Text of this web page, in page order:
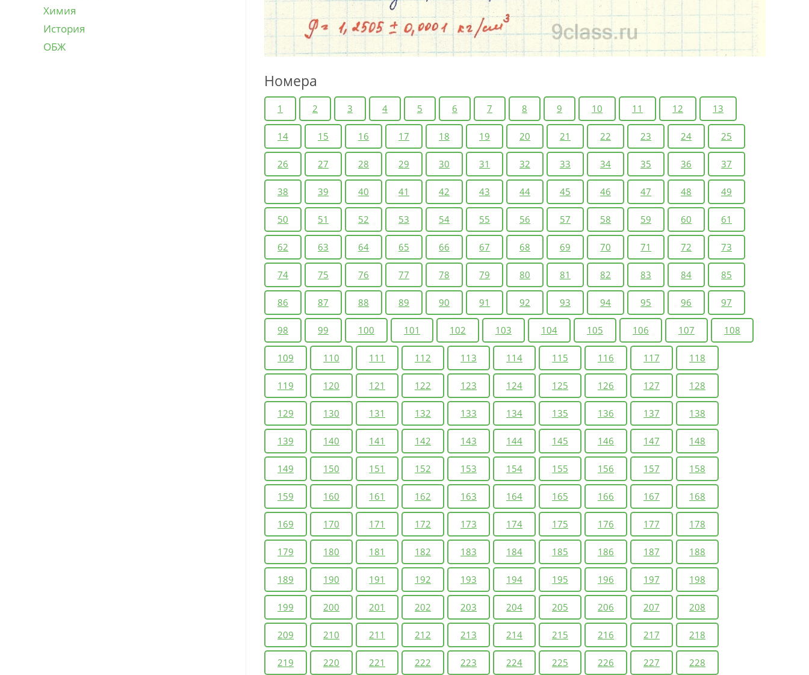
Химия
История
ОБЖ
Номера
1 2 3 4 5 6 7 8 9 10 11 12 13
14 15 16 17 18 19 20 21 22 23 24 25
26 27 28 29 30 31 32 33 34 35 36 37
38 39 40 41 42 43 44 45 46 47 48 49
50 51 52 53 54 55 56 57 58 59 60 61
62 63 64 65 66 67 68 69 70 71 72 73
74 75 76 77 78 79 80 81 82 83 84 85
86 87 88 89 90 91 92 93 94 95 96 97
98 99 100 101 102 103 104 105 106 107 108
109 110 111 112 113 114 115 116 117 118
119 120 121 122 123 124 125 126 127 128
129 130 131 132 133 134 135 136 137 138
139 140 141 142 143 144 145 146 147 148
149 150 151 152 153 154 155 156 157 158
159 160 161 162 163 164 165 166 167 168
169 170 171 172 173 174 175 176 177 178
179 180 181 182 183 184 185 186 187 188
189 190 191 192 193 194 195 196 197 198
199 200 201 202 203 204 205 206 207 208
209 210 211 212 213 214 215 216 217 218
219 220 221 222 223 224 225 226 227 228